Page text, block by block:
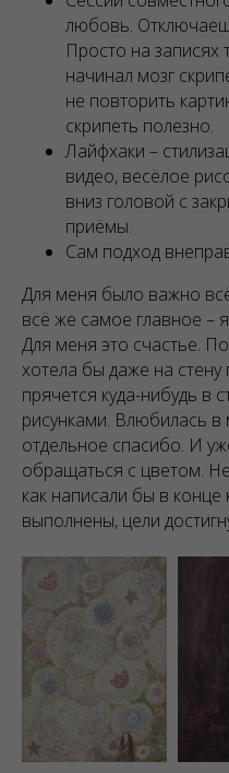
любовь.
Просто на записях
начинал мозг
не повторить
скрипеть полезно.
Лайфхаки –
видео, весёлое
вниз головой с
приёмы.
Сам подход
Для меня было важно
всё же самое главное –
Для меня это счастье.
хотела бы даже на
прячется куда-нибудь в
рисунками. Влюбилась в
отдельное спасибо. И
обращаться с цветом.
как написали бы в
выполнены, цели